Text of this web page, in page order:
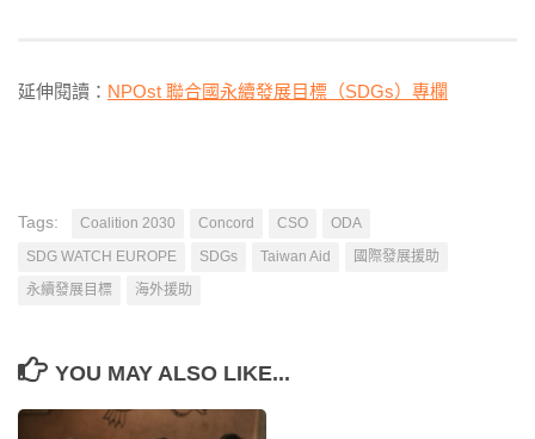
延伸閱讀： NPOst 聯合國永續發展目標（SDGs）專欄
Tags: Coalition 2030 Concord CSO
ODA
SDG WATCH EUROPE
SDGs Taiwan Aid
國際發展援助
永續發展目標
海外援助
YOU MAY ALSO LIKE...